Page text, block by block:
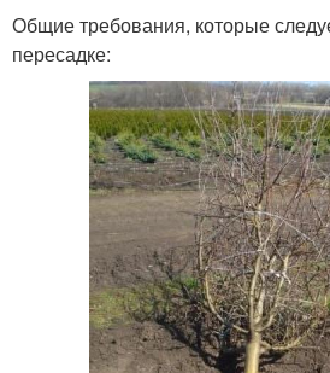
Общие требования, которые
пересадке: